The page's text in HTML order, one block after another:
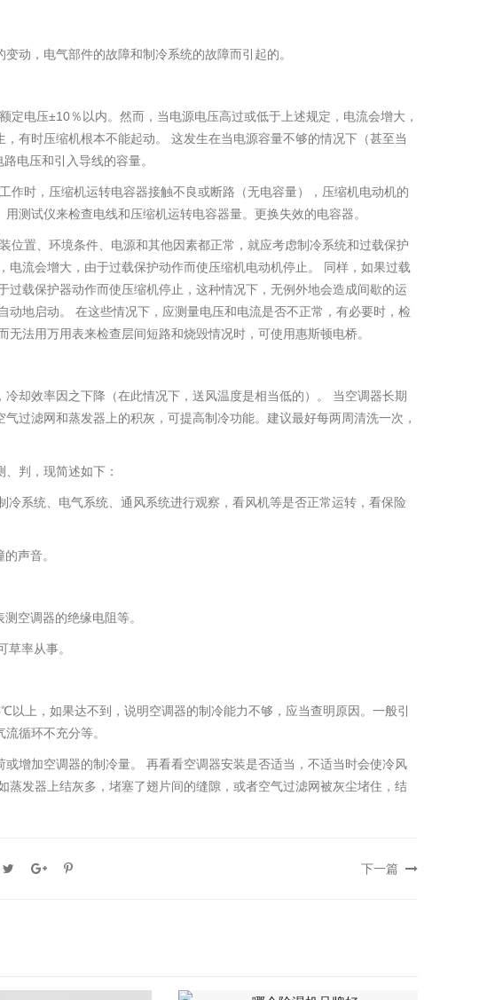
动，电气部件的故障和制冷系统的故障而引起的。
电压±10％以内。然而，当电源电压高过或低于上述规定，电流会增大，
有时压缩机根本不能起动。 这发生在当电源容量不够的情况下（甚至当
电压和引入导线的容量。
时，压缩机运转电容器接触不良或断路（无电容量），压缩机电动机的
测试仪来检查电线和压缩机运转电容器量。更换失效的电容器。
置、环境条件、电源和其他因素都正常，就应考虑制冷系统和过载保护
流会增大，由于过载保护动作而使压缩机电动机停止。 同样，如果过载
载保护器动作而使压缩机停止，这种情况下，无例外地会造成间歇的运
地启动。 在这些情况下，应测量电压和电流是否不正常，有必要时，检
法用万用表来检查层间短路和烧毁情况时，可使用惠斯顿电桥。
却效率因之下降（在此情况下，送风温度是相当低的）。 当空调器长期
过滤网和蒸发器上的积灰，可提高制冷功能。建议最好每两周清洗一次，
判，现简述如下：
系统、电气系统、通风系统进行观察，看风机等是否正常运转，看保险
声音。
空调器的绝缘电阻等。
率从事。
上，如果达不到，说明空调器的制冷能力不够，应当查明原因。一般引
循环不充分等。
增加空调器的制冷量。 再看看空调器安装是否适当，不适当时会使冷风
发器上结灰多，堵塞了翅片间的缝隙，或者空气过滤网被灰尘堵住，结
下一篇